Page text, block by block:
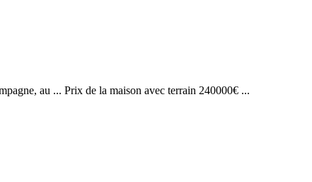
au ... Prix de la maison avec terrain 240000€ ...